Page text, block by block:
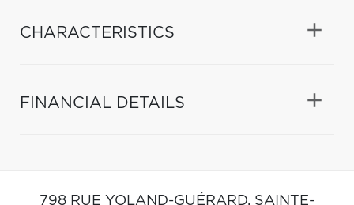
CHARACTERISTICS
FINANCIAL DETAILS
798 RUE YOLAND-GUÉRARD, SAINTE-